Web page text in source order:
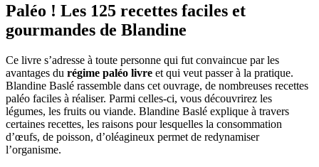
Paléo ! Les 125 recettes faciles et
gourmandes de Blandine
Ce livre s’adresse à toute personne qui fut convaincue par les
avantages du régime paléo livre et qui veut passer à la pratique.
Blandine Baslé rassemble dans cet ouvrage, de nombreuses recettes
paléo faciles à réaliser. Parmi celles-ci, vous découvrirez les
légumes, les fruits ou viande. Blandine Baslé explique à travers
certaines recettes, les raisons pour lesquelles la consommation
d’œufs, de poisson, d’oléagineux permet de redynamiser
l’organisme.